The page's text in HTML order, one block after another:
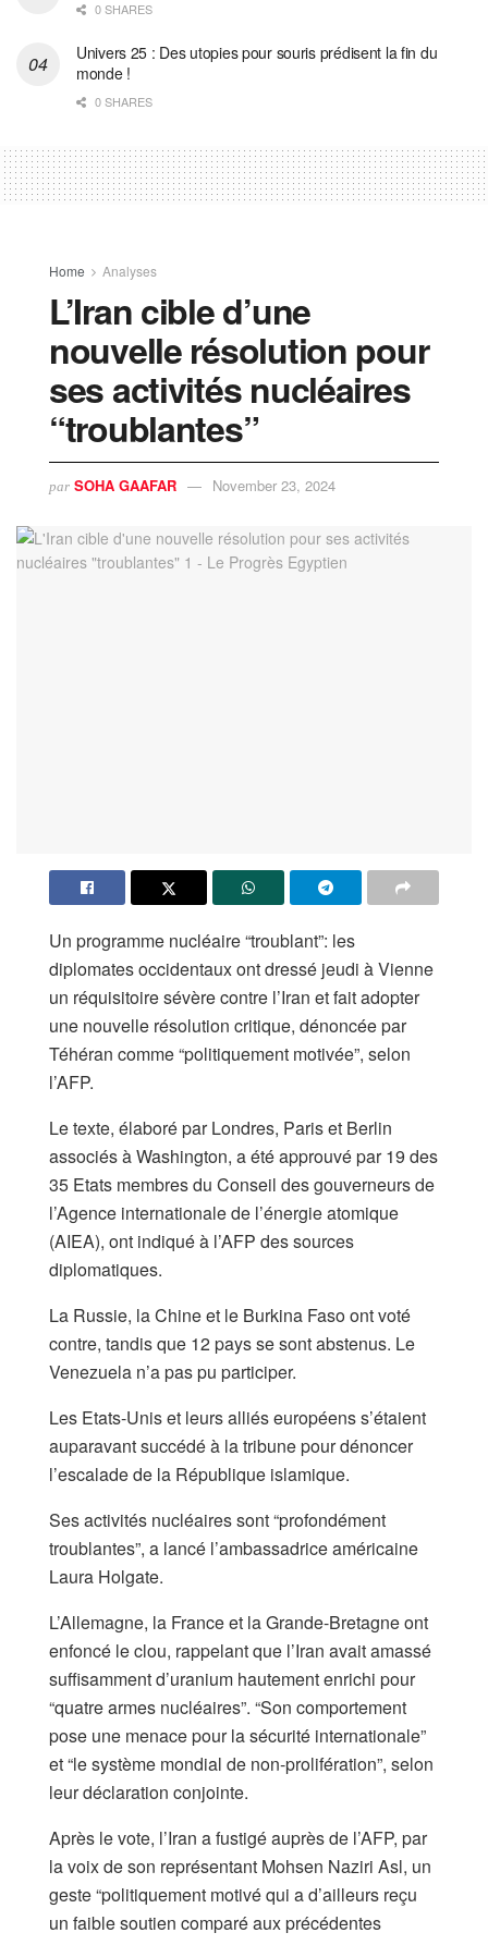
0 SHARES
Univers 25 : Des utopies pour souris prédisent la fin du
monde !
0 SHARES
Home Analyses
L’Iran cible d’une
nouvelle résolution pour
ses activités nucléaires
“troublantes”
par SOHA GAAFAR November 23, 2024
Un programme nucléaire “troublant”: les
diplomates occidentaux ont dressé jeudi à Vienne
un réquisitoire sévère contre l’Iran et fait adopter
une nouvelle résolution critique, dénoncée par
Téhéran comme “politiquement motivée”, selon
l’AFP.
Le texte, élaboré par Londres, Paris et Berlin
associés à Washington, a été approuvé par 19 des
35 Etats membres du Conseil des gouverneurs de
l’Agence internationale de l’énergie atomique
(AIEA), ont indiqué à l’AFP des sources
diplomatiques.
La Russie, la Chine et le Burkina Faso ont voté
contre, tandis que 12 pays se sont abstenus. Le
Venezuela n’a pas pu participer.
Les Etats-Unis et leurs alliés européens s’étaient
auparavant succédé à la tribune pour dénoncer
l’escalade de la République islamique.
Ses activités nucléaires sont “profondément
troublantes”, a lancé l’ambassadrice américaine
Laura Holgate.
L’Allemagne, la France et la Grande-Bretagne ont
enfoncé le clou, rappelant que l’Iran avait amassé
suffisamment d’uranium hautement enrichi pour
“quatre armes nucléaires”. “Son comportement
pose une menace pour la sécurité internationale”
et “le système mondial de non-prolifération”, selon
leur déclaration conjointe.
Après le vote, l’Iran a fustigé auprès de l’AFP, par
la voix de son représentant Mohsen Naziri Asl, un
geste “politiquement motivé qui a d’ailleurs reçu
un faible soutien comparé aux précédentes